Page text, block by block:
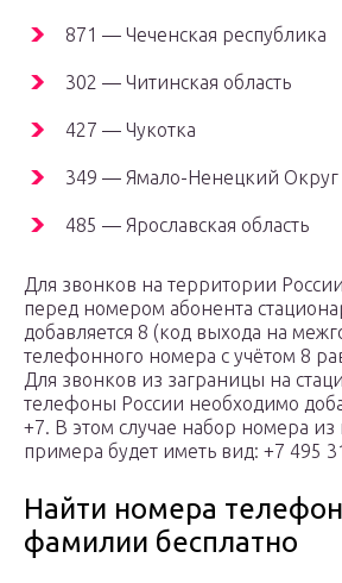
871 — Чеченская республика
302 — Читинская область
427 — Чукотка
349 — Ямало-Ненецкий Округ
485 — Ярославская область
Для звонков на территории
перед номером абонента
добавляется 8 (код выхода на
телефонного номера с учётом 8
Для звонков из заграницы на
телефоны России необходимо
+7. В этом случае набор номера
примера будет иметь вид: +7 495
Найти номера
фамилии бесплатно